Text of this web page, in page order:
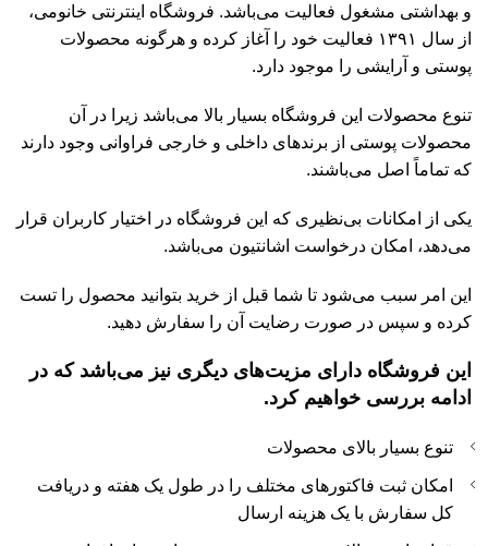
و بهداشتی مشغول فعالیت می‌باشد. فروشگاه اینترنتی خانومی،
از سال ۱۳۹۱ فعالیت خود را آغاز کرده و هرگونه محصولات
پوستی و آرایشی را موجود دارد.
تنوع محصولات این فروشگاه بسیار بالا می‌باشد زیرا در آن
محصولات پوستی از برندهای داخلی و خارجی فراوانی وجود دارند
که تماماً اصل می‌باشند.
یکی از امکانات بی‌نظیری که این فروشگاه در اختیار کاربران قرار
می‌دهد، امکان درخواست اشانتیون می‌باشد.
این امر سبب می‌شود تا شما قبل از خرید بتوانید محصول را تست
کرده و سپس در صورت رضایت آن را سفارش دهید.
این فروشگاه دارای مزیت‌های دیگری نیز می‌باشد که در
ادامه بررسی خواهیم کرد.
تنوع بسیار بالای محصولات
امکان ثبت فاکتورهای مختلف را در طول یک هفته و دریافت
کل سفارش با یک هزینه ارسال